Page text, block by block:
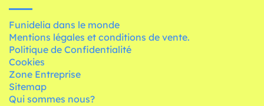
Funidelia dans le monde
Mentions légales et conditions de vente.
Politique de Confidentialité
Cookies
Zone Entreprise
Sitemap
Qui sommes nous?